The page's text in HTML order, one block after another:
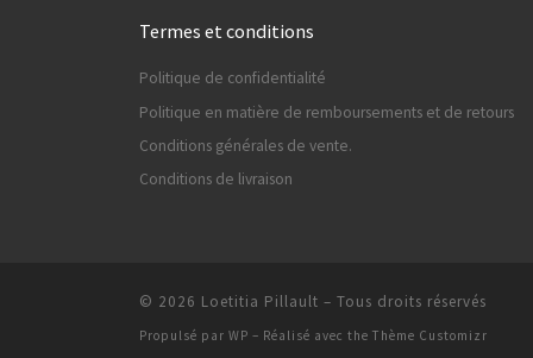
Termes et conditions
Politique de confidentialité
Politique en matière de remboursements et de retours
Conditions générales de vente.
Conditions de livraison
© 2026 Loetitia Pillault – Tous droits réservés
Propulsé par WP – Réalisé avec the Thème Customizr